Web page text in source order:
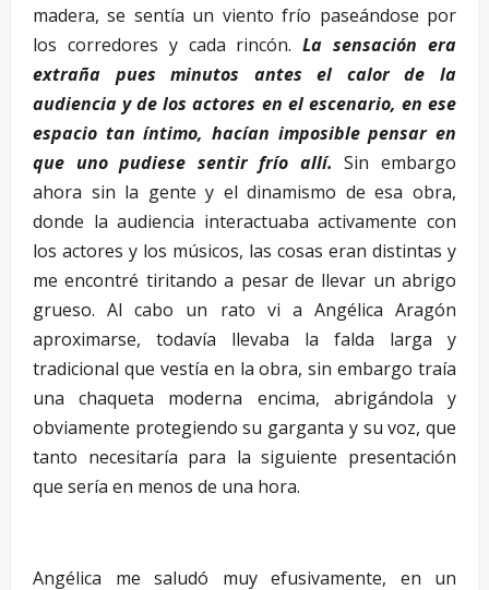
madera, se sentía un viento frío paseándose por
los corredores y cada rincón.La sensación era
extraña pues minutos antes el calor de la
audiencia y de los actores en el escenario, en ese
espacio tan íntimo, hacían imposible pensar en
que uno pudiese sentir frío allí. Sin embargo
ahora sin la gente y el dinamismo de esa obra,
donde la audiencia interactuaba activamente con
los actores y los músicos, las cosas eran distintas y
me encontré tiritando a pesar de llevar un abrigo
grueso. Al cabo un rato vi a Angélica Aragón
aproximarse, todavía llevaba la falda larga y
tradicional que vestía en la obra, sin embargo traía
una chaqueta moderna encima, abrigándola y
obviamente protegiendo su garganta y su voz, que
tanto necesitaría para la siguiente presentación
que sería en menos de una hora.
Angélica me saludó muy efusivamente, en un